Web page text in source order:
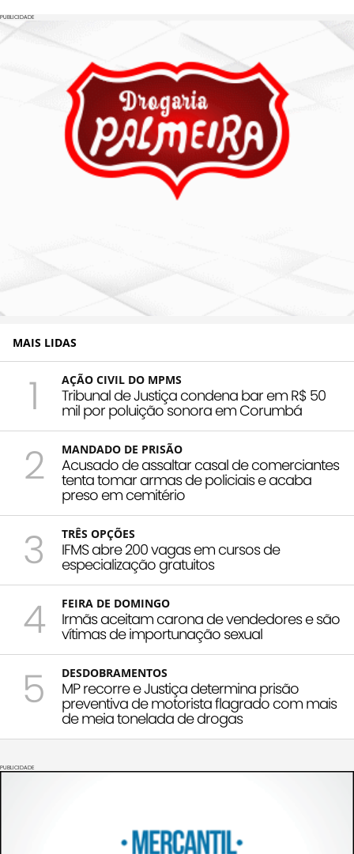
PUBLICIDADE
MAIS LIDAS
1 AÇÃO CIVIL DO MPMS
Tribunal de Justiça condena bar em R$ 50
mil por poluição sonora em Corumbá
2 MANDADO DE PRISÃO
Acusado de assaltar casal de comerciantes
tenta tomar armas de policiais e acaba
preso em cemitério
3 TRÊS OPÇÕES
IFMS abre 200 vagas em cursos de
especialização gratuitos
4 FEIRA DE DOMINGO
Irmãs aceitam carona de vendedores e são
vítimas de importunação sexual
5 DESDOBRAMENTOS
MP recorre e Justiça determina prisão
preventiva de motorista flagrado com mais
de meia tonelada de drogas
PUBLICIDADE